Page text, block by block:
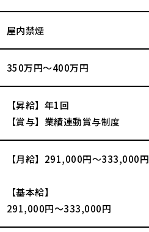
屋内禁煙
350万円～400万円
【昇給】年1回
【賞与】業績連動賞与制度
【月給】291,000円～333,000円
【基本給】
291,000円～333,000円